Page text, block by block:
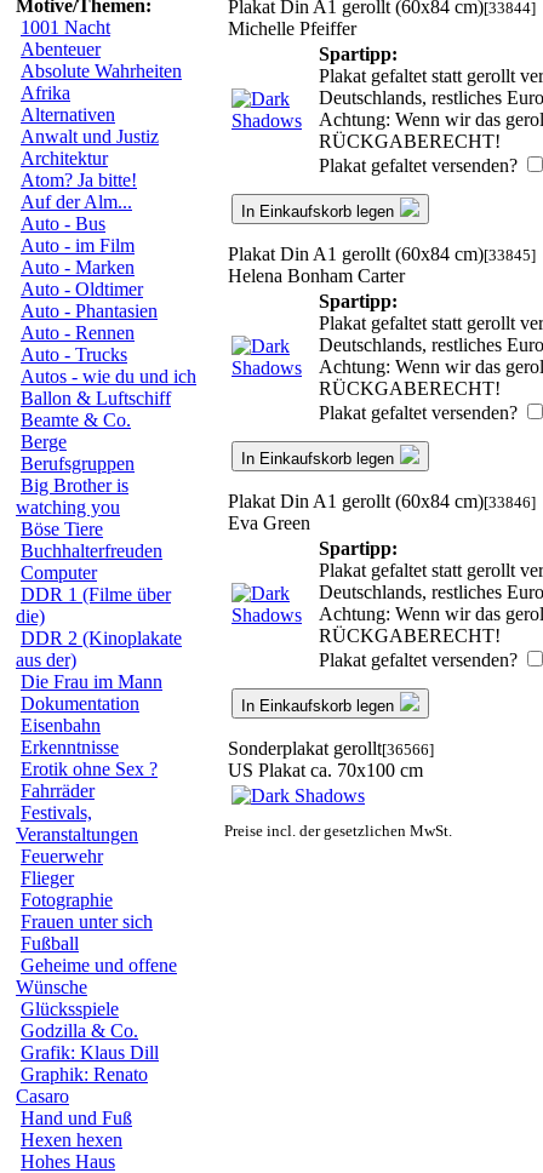
Motive/Themen:
1001 Nacht
Abenteuer
Absolute Wahrheiten
Afrika
Alternativen
Anwalt und Justiz
Architektur
Atom? Ja bitte!
Auf der Alm...
Auto - Bus
Auto - im Film
Auto - Marken
Auto - Oldtimer
Auto - Phantasien
Auto - Rennen
Auto - Trucks
Autos - wie du und ich
Ballon & Luftschiff
Beamte & Co.
Berge
Berufsgruppen
Big Brother is
watching you
Böse Tiere
Buchhalterfreuden
Computer
DDR 1 (Filme über
die)
DDR 2 (Kinoplakate
aus der)
Die Frau im Mann
Dokumentation
Eisenbahn
Erkenntnisse
Erotik ohne Sex ?
Fahrräder
Festivals,
Veranstaltungen
Feuerwehr
Flieger
Fotographie
Frauen unter sich
Fußball
Geheime und offene
Wünsche
Glücksspiele
Godzilla & Co.
Grafik: Klaus Dill
Graphik: Renato
Casaro
Hand und Fuß
Hexen hexen
Hohes Haus
Plakat Din A1 gerollt (60x84 cm)[33844]
Michelle Pfeiffer
Spartipp:
Plakat gefaltet statt gerollt
Deutschlands, restliches
Achtung: Wenn wir das
RÜCKGABERECHT!
Plakat gefaltet versenden?
In Einkaufskorb legen
Plakat Din A1 gerollt (60x84 cm)[33845]
Helena Bonham Carter
Spartipp:
Plakat gefaltet statt gerollt
Deutschlands, restliches
Achtung: Wenn wir das
RÜCKGABERECHT!
Plakat gefaltet versenden?
In Einkaufskorb legen
Plakat Din A1 gerollt (60x84 cm)[33846]
Eva Green
Spartipp:
Plakat gefaltet statt gerollt
Deutschlands, restliches
Achtung: Wenn wir das
RÜCKGABERECHT!
Plakat gefaltet versenden?
In Einkaufskorb legen
Sonderplakat gerollt[36566]
US Plakat ca. 70x100 cm
Preise incl. der gesetzlichen MwSt.